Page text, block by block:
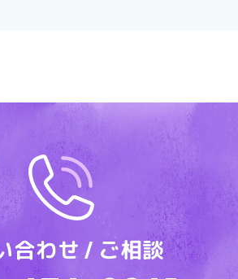
合わせ / ご相談